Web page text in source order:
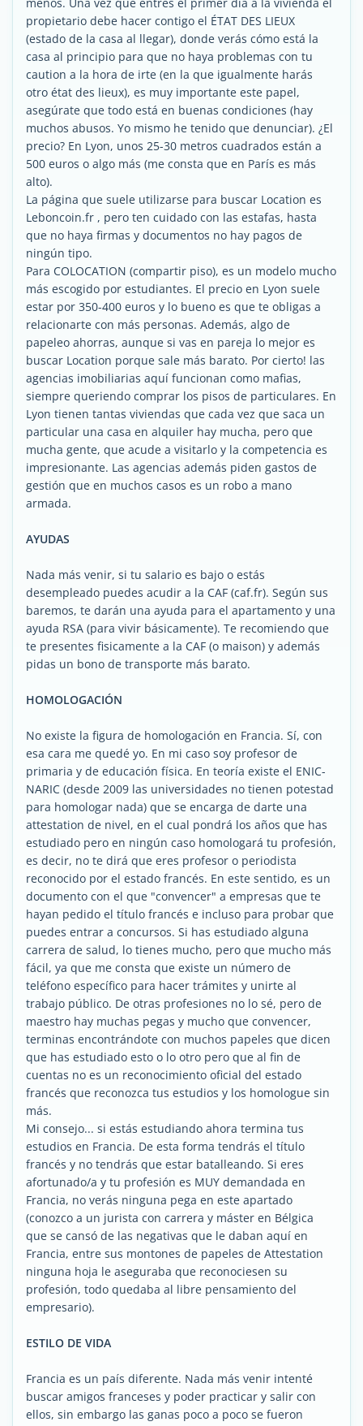
propietario debe hacer contigo el ÉTAT DES LIEUX
(estado de la casa al llegar), donde verás cómo está la
casa al principio para que no haya problemas con tu
caution a la hora de irte (en la que igualmente harás
otro état des lieux), es muy importante este papel,
asegúrate que todo está en buenas condiciones (hay
muchos abusos. Yo mismo he tenido que denunciar). ¿El
precio? En Lyon, unos 25-30 metros cuadrados están a
500 euros o algo más (me consta que en París es más
alto).
La página que suele utilizarse para buscar Location es
Leboncoin.fr , pero ten cuidado con las estafas, hasta
que no haya firmas y documentos no hay pagos de
ningún tipo.
Para COLOCATION (compartir piso), es un modelo mucho
más escogido por estudiantes. El precio en Lyon suele
estar por 350-400 euros y lo bueno es que te obligas a
relacionarte con más personas. Además, algo de
papeleo ahorras, aunque si vas en pareja lo mejor es
buscar Location porque sale más barato. Por cierto! las
agencias imobiliarias aquí funcionan como mafias,
siempre queriendo comprar los pisos de particulares. En
Lyon tienen tantas viviendas que cada vez que saca un
particular una casa en alquiler hay mucha, pero que
mucha gente, que acude a visitarlo y la competencia es
impresionante. Las agencias además piden gastos de
gestión que en muchos casos es un robo a mano
armada.
AYUDAS
Nada más venir, si tu salario es bajo o estás
desempleado puedes acudir a la CAF (caf.fr). Según sus
baremos, te darán una ayuda para el apartamento y una
ayuda RSA (para vivir básicamente). Te recomiendo que
te presentes fisicamente a la CAF (o maison) y además
pidas un bono de transporte más barato.
HOMOLOGACIÓN
No existe la figura de homologación en Francia. Sí, con
esa cara me quedé yo. En mi caso soy profesor de
primaria y de educación física. En teoría existe el ENIC-
NARIC (desde 2009 las universidades no tienen potestad
para homologar nada) que se encarga de darte una
attestation de nivel, en el cual pondrá los años que has
estudiado pero en ningún caso homologará tu profesión,
es decir, no te dirá que eres profesor o periodista
reconocido por el estado francés. En este sentido, es un
documento con el que "convencer" a empresas que te
hayan pedido el título francés e incluso para probar que
puedes entrar a concursos. Si has estudiado alguna
carrera de salud, lo tienes mucho, pero que mucho más
fácil, ya que me consta que existe un número de
teléfono específico para hacer trámites y unirte al
trabajo público. De otras profesiones no lo sé, pero de
maestro hay muchas pegas y mucho que convencer,
terminas encontrándote con muchos papeles que dicen
que has estudiado esto o lo otro pero que al fin de
cuentas no es un reconocimiento oficial del estado
francés que reconozca tus estudios y los homologue sin
más.
Mi consejo... si estás estudiando ahora termina tus
estudios en Francia. De esta forma tendrás el título
francés y no tendrás que estar batalleando. Si eres
afortunado/a y tu profesión es MUY demandada en
Francia, no verás ninguna pega en este apartado
(conozco a un jurista con carrera y máster en Bélgica
que se cansó de las negativas que le daban aquí en
Francia, entre sus montones de papeles de Attestation
ninguna hoja le aseguraba que reconociesen su
profesión, todo quedaba al libre pensamiento del
empresario).
ESTILO DE VIDA
Francia es un país diferente. Nada más venir intenté
buscar amigos franceses y poder practicar y salir con
ellos, sin embargo las ganas poco a poco se fueron